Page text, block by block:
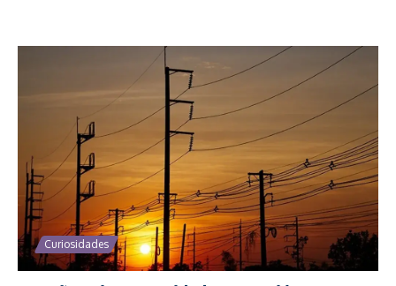
Curiosidades